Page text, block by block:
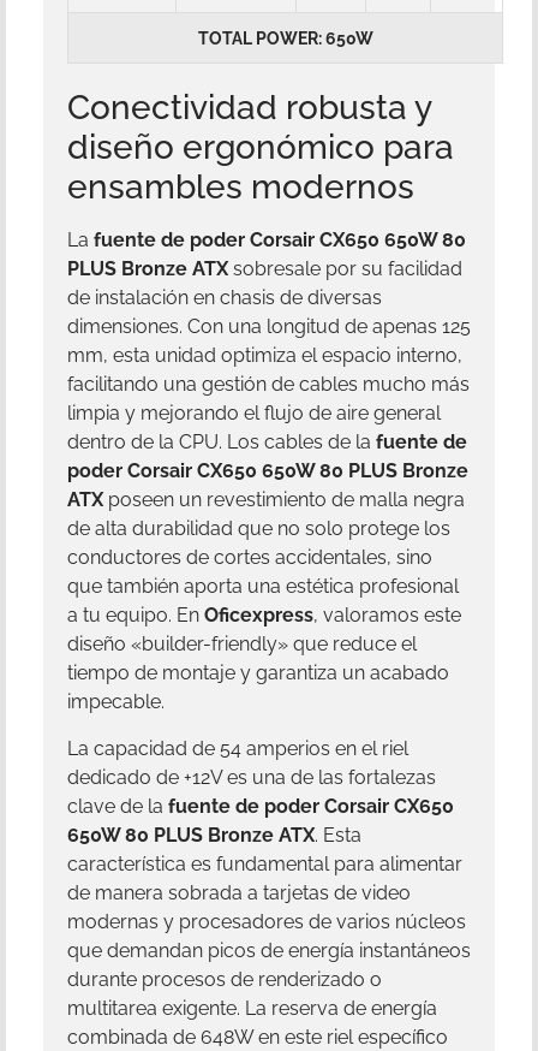
TOTAL POWER: 650W
Conectividad robusta y
diseño ergonómico para
ensambles modernos
La fuente de poder Corsair CX650 650W 80
PLUS Bronze ATXsobresale por su facilidad
de instalación en chasis de diversas
dimensiones. Con una longitud de apenas 125
mm, esta unidad optimiza el espacio interno,
facilitando una gestión de cables mucho más
limpia y mejorando el flujo de aire general
dentro de la CPU. Los cables de la fuente de
poder Corsair CX650 650W 80 PLUS Bronze
ATXposeen un revestimiento de malla negra
de alta durabilidad que no solo protege los
conductores de cortes accidentales, sino
que también aporta una estética profesional
a tu equipo. En Oficexpress, valoramos este
diseño «builder-friendly» que reduce el
tiempo de montaje y garantiza un acabado
impecable.
La capacidad de 54 amperios en el riel
dedicado de +12V es una de las fortalezas
clave de la fuente de poder Corsair CX650
650W 80 PLUS Bronze ATX. Esta
característica es fundamental para alimentar
de manera sobrada a tarjetas de video
modernas y procesadores de varios núcleos
que demandan picos de energía instantáneos
durante procesos de renderizado o
multitarea exigente. La reserva de energía
combinada de 648W en este riel específico